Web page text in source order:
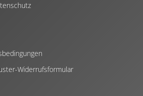
Widerrufsformular